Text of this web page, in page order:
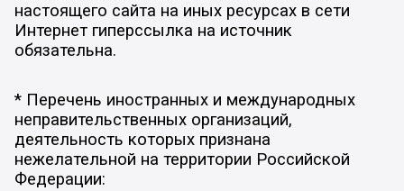
настоящего сайта на иных ресурсах в сети
Интернет гиперссылка на источник
обязательна.
* Перечень иностранных и международных
неправительственных организаций,
деятельность которых признана
нежелательной на территории Российской
Федерации: